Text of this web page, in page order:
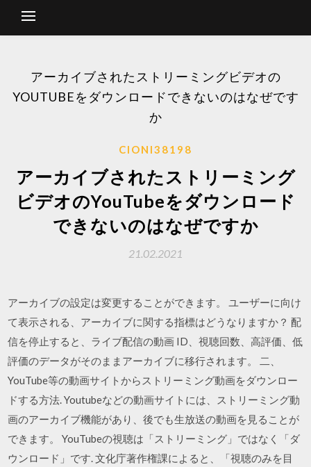
アーカイブされたストリーミングビデオの
YOUTUBEをダウンロードできないのはなぜです
か
CIONI38198
アーカイブされたストリーミング
ビデオのYouTubeをダウンロード
できないのはなぜですか
21.02.2021
アーカイブの設定は変更することができます。 ユーザーに向け
て表示される、アーカイブに関する指標はどうなりますか？ 配
信を停止すると、ライブ配信の動画 ID、視聴回数、高評価、低
評価のデータがそのままアーカイブに移行されます。 二、
YouTube等の動画サイトからストリーミング動画をダウンロー
ドする方法. Youtubeなどの動画サイトには、ストリーミング動
画のアーカイブ機能があり、後でも生放送の動画を見ることが
できます。 YouTubeの視聴は「ストリーミング」ではなく「ダ
ウンロード」です. 文化庁著作権課によると、「視聴のみを目